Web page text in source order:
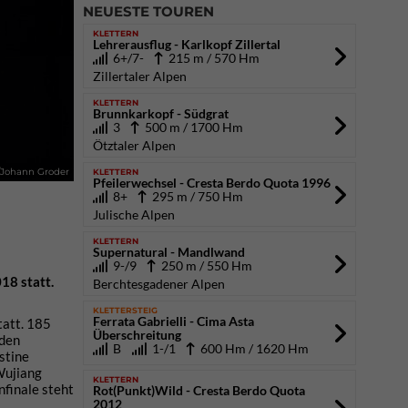
Groder
statt.
185
steht
NEUESTE TOUREN
KLETTERN
Lehrerausflug - Karlkopf Zillertal
6+/7-
215 m / 570 Hm
Zillertaler Alpen
KLETTERN
Brunnkarkopf - Südgrat
3
500 m / 1700 Hm
Ötztaler Alpen
KLETTERN
Pfeilerwechsel - Cresta Berdo Quota 1996
8+
295 m / 750 Hm
Julische Alpen
KLETTERN
Supernatural - Mandlwand
9-/9
250 m / 550 Hm
Berchtesgadener Alpen
KLETTERSTEIG
Ferrata Gabrielli - Cima Asta
Überschreitung
B
1-/1 600 Hm / 1620 Hm
KLETTERN
Rot(Punkt)Wild - Cresta Berdo Quota
2012